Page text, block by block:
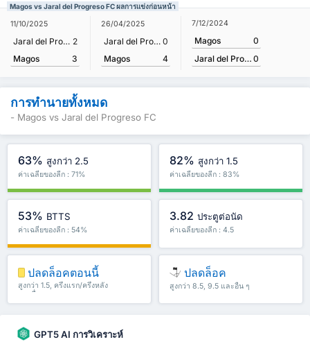
Magos vs Jaral del Progreso FC ผลการแข่งก่อนหน้า
11/10/2025
Jaral del Progreso FC 2
Magos
3
26/04/2025
Jaral del Progreso FC 0
Magos
4
7/12/2024
Magos
0
Jaral del Progreso FC 0
การทำนายทั้งหมด
- Magos vs Jaral del Progreso FC
63% สูงกว่า 2.5
ค่าเฉลี่ยของลีก : 71%
82% สูงกว่า 1.5
ค่าเฉลี่ยของลีก : 83%
53% BTTS
ค่าเฉลี่ยของลีก : 54%
3.82 ประตูต่อนัด
ค่าเฉลี่ยของลีก : 4.5
ปลดล็อคตอนนี้
สูงกว่า 1.5, ครึ่งแรก/ครึ่งหลัง
และอื่น ๆ
ปลดล็อค
สูงกว่า 8.5, 9.5 และอื่น ๆ
GPT5 AI การวิเคราะห์